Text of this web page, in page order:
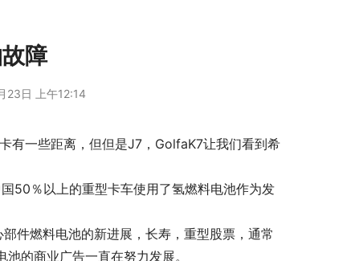
障
23日 上午12:14
有一些距离，但但是J7，GolfaK7让我们看到希
50％以上的重型卡车使用了氢燃料电池作为发
件燃料电池的新进展，长寿，重型股票，通常
的商业广告一直在努力发展。